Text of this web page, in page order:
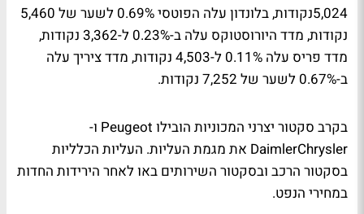
5,024נקודות, בלונדון עלה הפוטסי 0.69% לשער של 5,460
נקודות, מדד היורוסטוקס עלה ב-0.23% ל-3,362 נקודות,
מדד פריס עלה 0.11% ל-4,503 נקודות, מדד ציריך עלה
ב-0.67% לשער של 7,252 נקודות.
בקרב סקטור יצרני המכוניות הובילו Peugeot ו-
DaimlerChrysler את מגמת העליות. העליות הכלליות
בסקטור הרכב ובסקטור השירותים באו לאחר הירידות החדות
במחירי הנפט.